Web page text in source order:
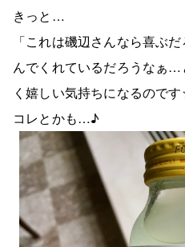
きっと…
「これは磯辺さんなら喜ぶ
んでくれているだろうなぁ
く嬉しい気持ちになるので
コレとかも…♪